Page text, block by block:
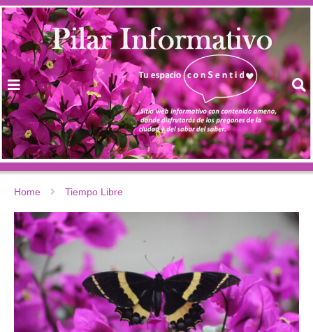
Home Tiempo Libre